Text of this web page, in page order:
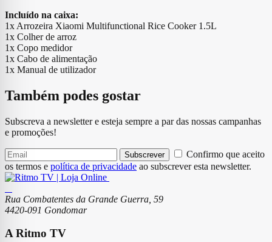
Incluído na caixa:
1x Arrozeira Xiaomi Multifunctional Rice Cooker 1.5L
1x Colher de arroz
1x Copo medidor
1x Cabo de alimentação
1x Manual de utilizador
Também podes gostar
Subscreva a newsletter e esteja sempre a par das nossas campanhas
e promoções!
Subscrever
Confirmo que aceito
os termos e política de privacidade ao subscrever esta newsletter.
Rua Combatentes da Grande Guerra, 59
4420-091 Gondomar
A Ritmo TV